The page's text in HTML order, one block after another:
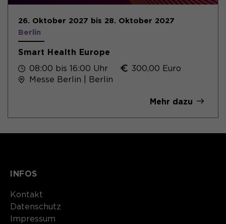
26. Oktober 2027 bis 28. Oktober 2027
Berlin
Smart Health Europe
08:00 bis 16:00 Uhr
300,00 Euro
Messe Berlin | Berlin
Mehr dazu
INFOS
Kontakt​​​​​
Datenschutz
Impressum